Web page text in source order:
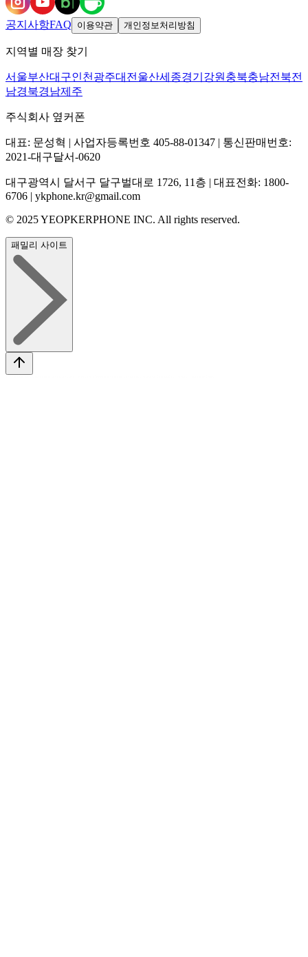
공지사항FAQ 이용약관 개인정보처리방침
지역별 매장 찾기
서울부산대구인천 광주대전 울산세종경기 강원 충북충남전북전
남경북경남제주
주식회사 옆커폰
대표: 문성혁 | 사업자등록번호 405-88-01347 | 통신판매번호:
2021-대구달서-0620
대구광역시 달서구 달구벌대로 1726, 11층 | 대표전화: 1800-
6706 | ykphone.kr@gmail.com
© 2025 YEOPKERPHONE INC. All rights reserved.
패밀리 사이트